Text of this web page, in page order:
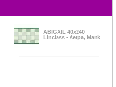
ABIGAIL 40x240
Linclass - šerpa, Mank